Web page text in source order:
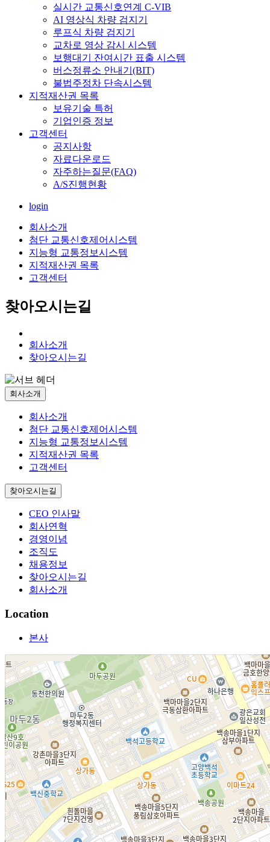
실시간 교통신호연계 C-VIB
AI 영상식 차량 검지기
루프식 차량 검지기
교차로 영상 감시 시스템
보행대기 잔여시간 표출 시스템
버스정류소 안내기(BIT)
불법주정차 단속시스템
지적재산권 목록
보유기술 특허
기업인증 정보
고객센터
공지사항
자료다운로드
자주하는질문(FAQ)
A/S진행현황
login
회사소개
첨단 교통신호제어시스템
지능형 교통정보시스템
지적재산권 목록
고객센터
찾아오시는길
회사소개
찾아오시는길
회사소개
회사소개
첨단 교통신호제어시스템
지능형 교통정보시스템
지적재산권 목록
고객센터
찾아오시는길
CEO 인사말
회사연혁
경영이념
조직도
채용정보
찾아오시는길
회사소개
Location
본사